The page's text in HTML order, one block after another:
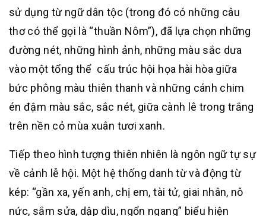
sử dụng từ ngữ dân tộc (trong đó có những câu
thơ có thể gọi là “thuần Nôm”), đã lựa chọn những
đường nét, những hình ảnh, những màu sắc dưa
vào một tổng thể cấu trúc hội họa hài hòa giữa
bức phông màu thiên thanh và những cánh chim
én đậm màu sắc, sắc nét, giữa cành lê trong trắng
trên nền cỏ mùa xuân tươi xanh.
Tiếp theo hình tượng thiên nhiên là ngôn ngữ tự sự
về cảnh lễ hội. Một hệ thống danh từ và động từ
kép: “gần xa, yến anh, chị em, tài tử, giai nhân, nô
nức, sắm sửa, dập dìu, ngổn ngang” biểu hiện